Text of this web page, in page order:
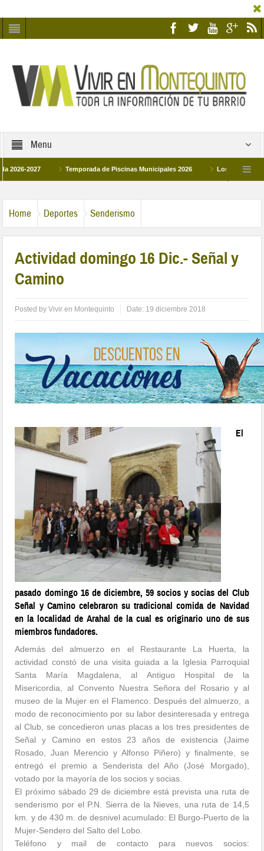
Menu
Temporada de Piscinas Municipales 2026 Los Campus de
Home Deportes Senderismo
Actividad domingo 16 Dic.- Señal y
Camino
Posted byVivir en Montequinto Date: 19 diciembre 2018
El
pasado domingo 16 de diciembre, 59 socios y socias del Club
Señal y Camino celebraron su tradicional comida de Navidad
en la localidad de Arahal de la cual es originario uno de sus
miembros fundadores.
Además del almuerzo en el Restaurante La Huerta, la
actividad constó de una visita guiada a la Iglesia Parroquial
Santa María Magdalena, al Antiguo Hospital de la
Misericordia, al Convento Nuestra Señora del Rosario y al
museo de la Mujer en el Flamenco. Después del almuerzo, a
modo de reconocimiento por su labor desinteresada y entrega
al Club, se concedieron unas placas a los tres presidentes de
Señal y Camino en estos 23 años de existencia (Jaime
Rosado, Juan Merencio y Alfonso Piñero) y finalmente, se
entregó el premio a Senderista del Año (José Morgado),
votado por la mayoría de los socios y socias.
El próximo sábado 29 de diciembre está prevista una ruta de
senderismo por el P.N. Sierra de la Nieves, una ruta de 14,5
km. y de 430 m. de desnivel acumulado: El Burgo-Puerto de la
Mujer-Sendero del Salto del Lobo.
Teléfono y mail de contacto para nuevos socios: